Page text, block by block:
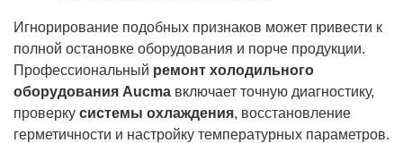
Игнорирование подобных признаков может привести к
полной остановке оборудования и порче продукции.
Профессиональный ремонт холодильного
оборудования Aucma включает точную диагностику,
проверку системы охлаждения, восстановление
герметичности и настройку температурных параметров.